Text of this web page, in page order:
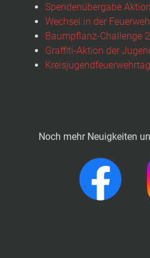
Spendenübergabe
Wechsel in der
Baumpflanz-Challenge
Graffiti-Aktion der
Noch mehr Neuigkeiten